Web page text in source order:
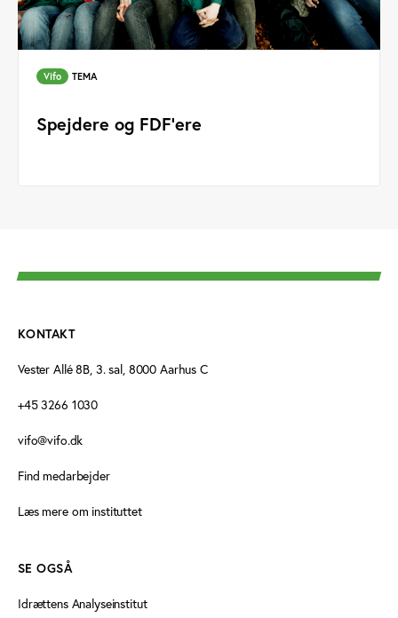
Vifo TEMA
Spejdere og FDF'ere
KONTAKT
Vester Allé 8B, 3. sal, 8000 Aarhus C
+45 3266 1030
vifo@vifo.dk
Find medarbejder
Læs mere om instituttet
SE OGSÅ
Idrættens Analyseinstitut